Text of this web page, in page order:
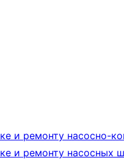
и ремонту насосно-
и ремонту насосных